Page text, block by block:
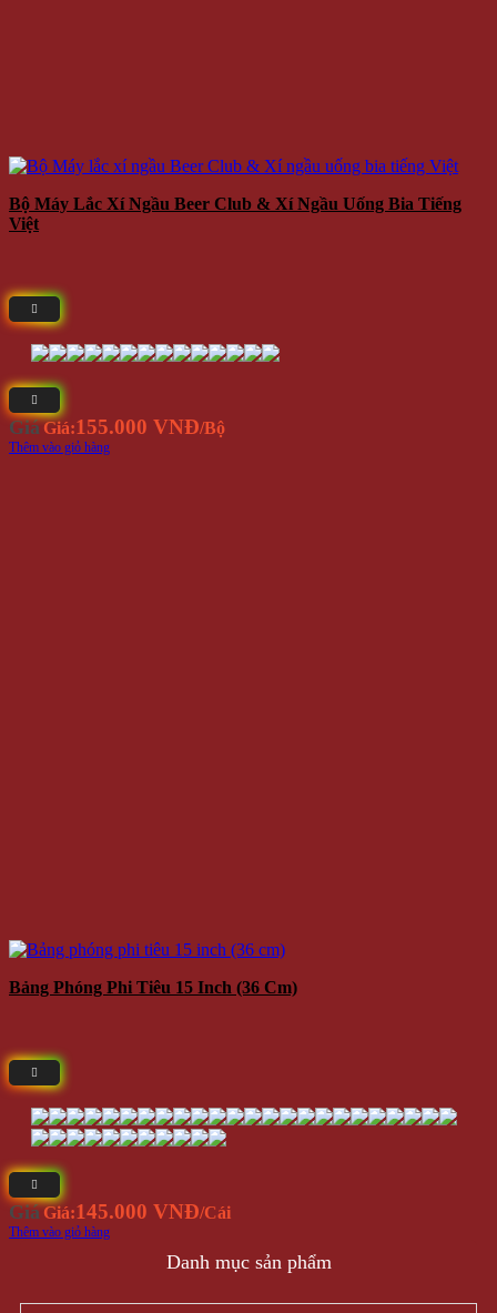
Bộ Máy Lắc Xí Ngầu Beer Club & Xí Ngầu Uống Bia Tiếng
Việt
Giá Giá:155.000 VNĐ/Bộ
Thêm vào giỏ hàng
Bảng Phóng Phi Tiêu 15 Inch (36 Cm)
Giá Giá:145.000 VNĐ/Cái
Thêm vào giỏ hàng
Danh mục sản phẩm